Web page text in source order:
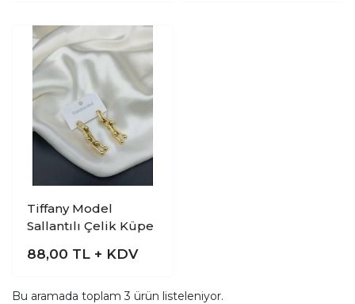
Tiffany Model
Sallantılı Çelik Küpe
88,00 TL + KDV
Bu aramada toplam3 ürün listeleniyor.